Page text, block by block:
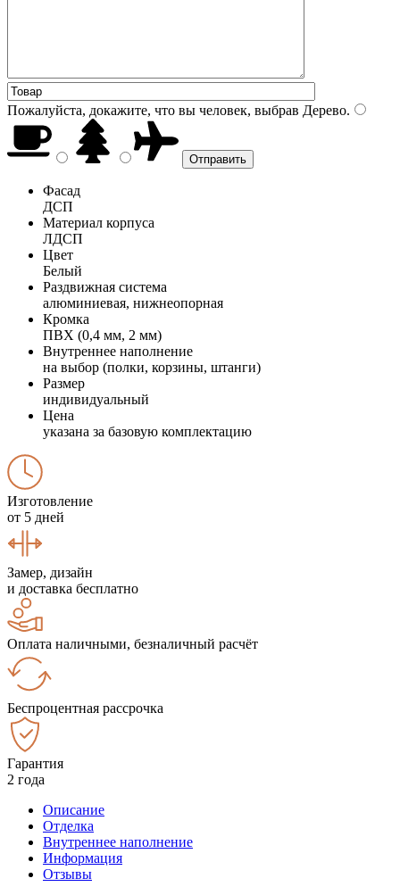
Пожалуйста, докажите, что вы человек, выбрав Дерево.
Фасад
ДСП
Материал корпуса
ЛДСП
Цвет
Белый
Раздвижная система
алюминиевая, нижнеопорная
Кромка
ПВХ (0,4 мм, 2 мм)
Внутреннее наполнение
на выбор (полки, корзины, штанги)
Размер
индивидуальный
Цена
указана за базовую комплектацию
Изготовление
от 5 дней
Замер, дизайн
и доставка бесплатно
Оплата наличными, безналичный расчёт
Беспроцентная рассрочка
Гарантия
2 года
Описание
Отделка
Внутреннее наполнение
Информация
Отзывы